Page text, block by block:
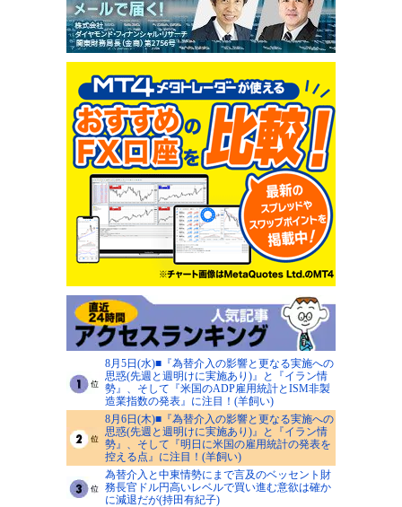
8月5日(水)■『為替介入の影響と更なる実施への
思惑(先週と週明けに実施あり)』と『イラン情
勢』、そして『米国のADP雇用統計とISM非製
造業指数の発表』に注目！(羊飼い)
8月6日(木)■『為替介入の影響と更なる実施への
思惑(先週と週明けに実施あり)』と『イラン情
勢』、そして『明日に米国の雇用統計の発表を
控える点』に注目！(羊飼い)
為替介入と中東情勢にまで言及のベッセント財
務長官ドル円高いレベルで買い進む意欲は確か
に減退だが(持田有紀子)